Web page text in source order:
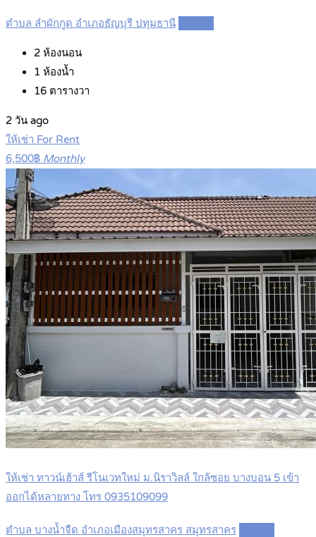
ตำบล ลำผักกูด อำเภอธัญบุรี ปทุมธานี
2 ห้องนอน
1 ห้องน้ำ
16 ตารางวา
2 วัน ago
ให้เช่า For Rent
6,500฿ Monthly
ให้เช่า ทาวน์เฮ้าส์ รีโนเวทใหม่ ม.นิราวิลล์ ใกล้ซอย บางบอน 5 เข้า
ออกได้หลายทาง โทร 0935109099
ตำบล บางน้ำจืด อำเภอเมืองสมุทรสาคร สมุทรสาคร